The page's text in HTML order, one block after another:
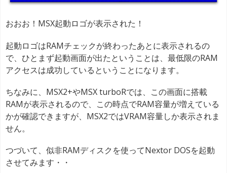
おおお！MSX起動ロゴが表示された！
起動ロゴはRAMチェックが終わったあとに表示されるの
で、ひとまず起動画面が出たということは、最低限のRAM
アクセスは成功しているということになります。
ちなみに、MSX2+やMSX turboRでは、この画面に搭載
RAMが表示されるので、この時点でRAM容量が増えている
かが確認できますが、MSX2ではVRAM容量しか表示されま
せん。
つづいて、似非RAMディスクを使ってNextor DOSを起動
させてみます・・